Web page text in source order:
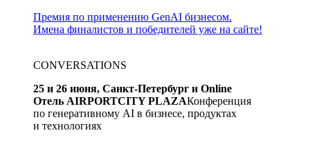
Премия по применению GenAI бизнесом.
Имена финалистов и победителей уже на сайте!
CONVERSATIONS
25 и 26 июня, Санкт-Петербург и Online
Отель AIRPORTCITY PLAZAКонференция
по генеративному AI в бизнесе, продуктах
и технологиях